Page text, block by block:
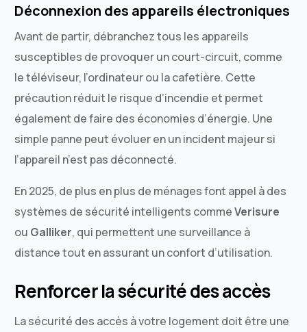
Déconnexion des appareils électroniques
Avant de partir, débranchez tous les appareils
susceptibles de provoquer un court-circuit, comme
le téléviseur, l’ordinateur ou la cafetière. Cette
précaution réduit le risque d’incendie et permet
également de faire des économies d’énergie. Une
simple panne peut évoluer en un incident majeur si
l’appareil n’est pas déconnecté.
En 2025, de plus en plus de ménages font appel à des
systèmes de sécurité intelligents commeVerisure
ou Galliker, qui permettent une surveillance à
distance tout en assurant un confort d’utilisation.
Renforcer la sécurité des accès
La sécurité des accès à votre logement doit être une